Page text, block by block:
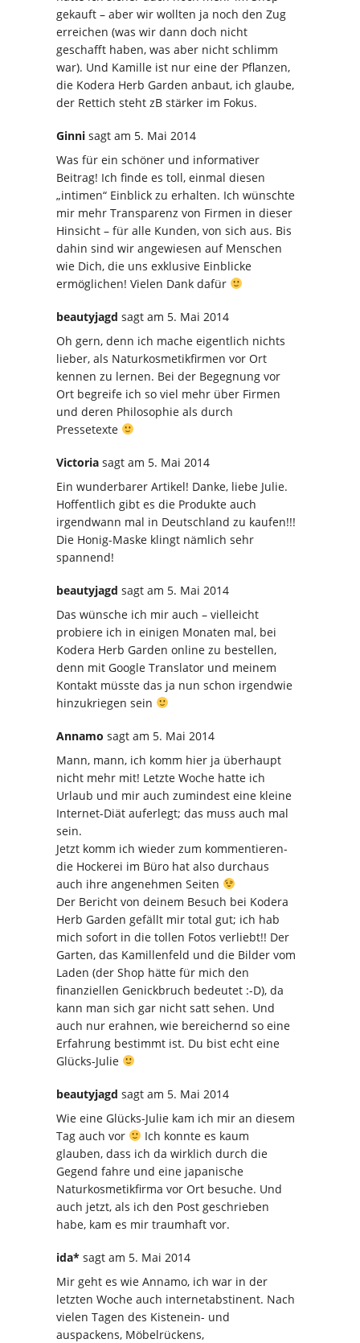
gekauft – aber wir wollten ja noch den Zug
erreichen (was wir dann doch nicht
geschafft haben, was aber nicht schlimm
war). Und Kamille ist nur eine der Pflanzen,
die Kodera Herb Garden anbaut, ich glaube,
der Rettich steht zB stärker im Fokus.
Ginni sagt am 5. Mai 2014
Was für ein schöner und informativer
Beitrag! Ich finde es toll, einmal diesen
„intimen“ Einblick zu erhalten. Ich wünschte
mir mehr Transparenz von Firmen in dieser
Hinsicht – für alle Kunden, von sich aus. Bis
dahin sind wir angewiesen auf Menschen
wie Dich, die uns exklusive Einblicke
ermöglichen! Vielen Dank dafür
beautyjagd sagt am 5. Mai 2014
Oh gern, denn ich mache eigentlich nichts
lieber, als Naturkosmetikfirmen vor Ort
kennen zu lernen. Bei der Begegnung vor
Ort begreife ich so viel mehr über Firmen
und deren Philosophie als durch
Pressetexte
Victoria sagt am 5. Mai 2014
Ein wunderbarer Artikel! Danke, liebe Julie.
Hoffentlich gibt es die Produkte auch
irgendwann mal in Deutschland zu kaufen!!!
Die Honig-Maske klingt nämlich sehr
spannend!
beautyjagd sagt am 5. Mai 2014
Das wünsche ich mir auch – vielleicht
probiere ich in einigen Monaten mal, bei
Kodera Herb Garden online zu bestellen,
denn mit Google Translator und meinem
Kontakt müsste das ja nun schon irgendwie
hinzukriegen sein
Annamo sagt am 5. Mai 2014
Mann, mann, ich komm hier ja überhaupt
nicht mehr mit! Letzte Woche hatte ich
Urlaub und mir auch zumindest eine kleine
Internet-Diät auferlegt; das muss auch mal
sein.
Jetzt komm ich wieder zum kommentieren-
die Hockerei im Büro hat also durchaus
auch ihre angenehmen Seiten
Der Bericht von deinem Besuch bei Kodera
Herb Garden gefällt mir total gut; ich hab
mich sofort in die tollen Fotos verliebt!! Der
Garten, das Kamillenfeld und die Bilder vom
Laden (der Shop hätte für mich den
finanziellen Genickbruch bedeutet :-D), da
kann man sich gar nicht satt sehen. Und
auch nur erahnen, wie bereichernd so eine
Erfahrung bestimmt ist. Du bist echt eine
Glücks-Julie
beautyjagd sagt am 5. Mai 2014
Wie eine Glücks-Julie kam ich mir an diesem
Tag auch vor
Ich konnte es kaum
glauben, dass ich da wirklich durch die
Gegend fahre und eine japanische
Naturkosmetikfirma vor Ort besuche. Und
auch jetzt, als ich den Post geschrieben
habe, kam es mir traumhaft vor.
ida* sagt am 5. Mai 2014
Mir geht es wie Annamo, ich war in der
letzten Woche auch internetabstinent. Nach
vielen Tagen des Kistenein- und
auspackens, Möbelrückens,